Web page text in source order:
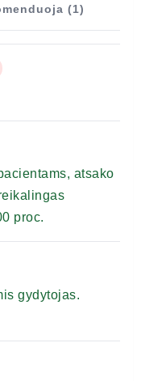
(1)
atsako
proc.
gydytojas.